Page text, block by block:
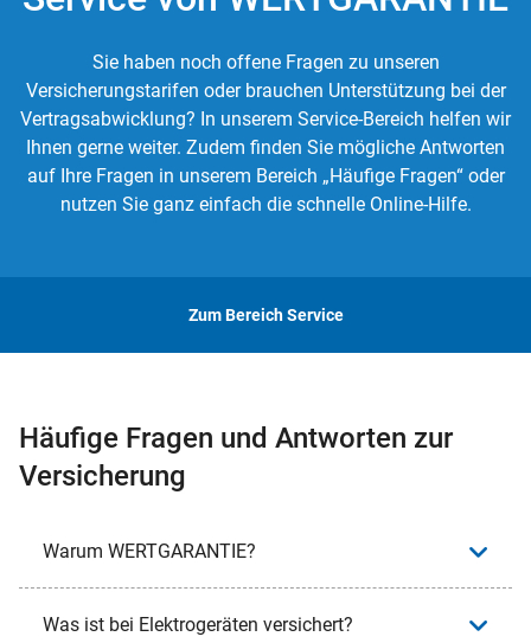
Sie haben noch offene Fragen zu unseren
Versicherungstarifen oder brauchen Unterstützung bei der
Vertragsabwicklung? In unserem Service-Bereich helfen wir
Ihnen gerne weiter. Zudem finden Sie mögliche Antworten
auf Ihre Fragen in unserem Bereich „Häufige Fragen“ oder
nutzen Sie ganz einfach die schnelle Online-Hilfe.
Zum Bereich Service
Häufige Fragen und Antworten zur
Versicherung
Warum WERTGARANTIE?
Was ist bei Elektrogeräten versichert?